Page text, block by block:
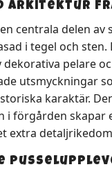
arkitektur
centrala delen av
i tegel och
dekorativa pelare
utsmyckningar
karaktär.
i förgården skapar
extra